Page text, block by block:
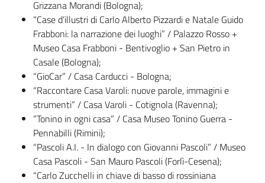
Grizzana Morandi (Bologna);
“Case d’illustri di Carlo Alberto Pizzardi e Natale Guido
Frabboni: la narrazione dei luoghi” / Palazzo Rosso +
Museo Casa Frabboni - Bentivoglio + San Pietro in
Casale (Bologna);
“GioCar” / Casa Carducci - Bologna;
“Raccontare Casa Varoli: nuove parole, immagini e
strumenti” / Casa Varoli - Cotignola (Ravenna);
“Tonino in ogni casa” / Casa Museo Tonino Guerra -
Pennabilli (Rimini);
“Pascoli A.I. - In dialogo con Giovanni Pascoli” / Museo
Casa Pascoli - San Mauro Pascoli (Forlì-Cesena);
“Carlo Zucchelli in chiave di basso di rossiniana